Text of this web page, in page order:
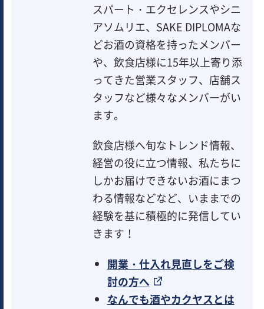
スパート・エクセレンスやシニ
アソムリエ、SAKE DIPLOMAな
どお酒の資格を持ったメンバー
や、飲食店様に15年以上寄り添
ってきた営業スタッフ、店舗ス
タッフなど様々なメンバーがい
ます。
飲食店様へ旬なトレンド情報、
経営の役に立つ情報、私たちに
しかお届けできないお酒にまつ
わる情報などなど、いままでの
経験を基に積極的に発信してい
きます！
開業・仕入れ見直しをご検
討の方へ
なんでも酒やカクヤスとは